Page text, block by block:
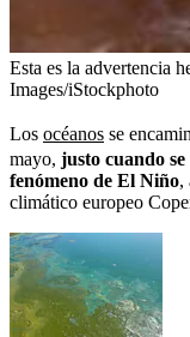
Esta es la advertencia
Images/iStockphoto
Los océanos se
mayo, justo cuando
fenómeno de El Niño,
climático europeo